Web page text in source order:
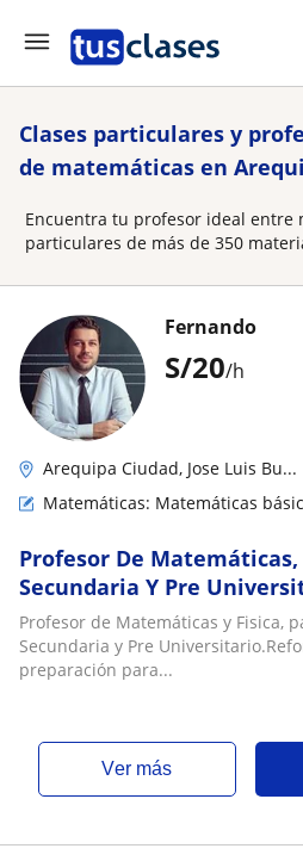
Clases particulares y
de matemáticas en
Encuentra tu profesor ideal entre
particulares de más de 350
S/20/h
Fernando
Arequipa Ciudad, Jose Luis Bu...
Matemáticas: Matemáticas
Profesor De
Secundaria Y Pre
Profesor de Matemáticas y Fisica,
Secundaria y Pre
preparación para...
ver más